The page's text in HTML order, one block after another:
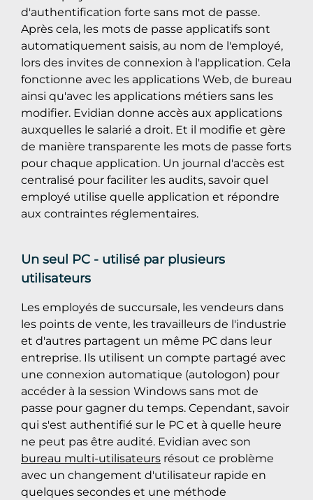
d'authentification forte sans mot de passe.
Après cela, les mots de passe applicatifs sont
automatiquement saisis, au nom de l'employé,
lors des invites de connexion à l'application. Cela
fonctionne avec les applications Web, de bureau
ainsi qu'avec les applications métiers sans les
modifier. Evidian donne accès aux applications
auxquelles le salarié a droit. Et il modifie et gère
de manière transparente les mots de passe forts
pour chaque application. Un journal d'accès est
centralisé pour faciliter les audits, savoir quel
employé utilise quelle application et répondre
aux contraintes réglementaires.
Un seul PC - utilisé par plusieurs
utilisateurs
Les employés de succursale, les vendeurs dans
les points de vente, les travailleurs de l'industrie
et d'autres partagent un même PC dans leur
entreprise. Ils utilisent un compte partagé avec
une connexion automatique (autologon) pour
accéder à la session Windows sans mot de
passe pour gagner du temps. Cependant, savoir
qui s'est authentifié sur le PC et à quelle heure
ne peut pas être audité. Evidian avec son
bureau multi-utilisateurs résout ce problème
avec un changement d'utilisateur rapide en
quelques secondes et une méthode